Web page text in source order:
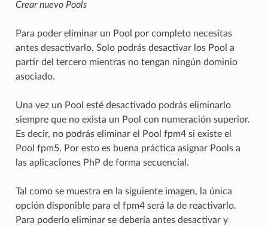
Crear nuevo Pools
Para poder eliminar un Pool por completo necesitas
antes desactivarlo. Solo podrás desactivar los Pool a
partir del tercero mientras no tengan ningún dominio
asociado.
Una vez un Pool esté desactivado podrás eliminarlo
siempre que no exista un Pool con numeración superior.
Es decir, no podrás eliminar el Pool fpm4 si existe el
Pool fpm5. Por esto es buena práctica asignar Pools a
las aplicaciones PhP de forma secuencial.
Tal como se muestra en la siguiente imagen, la única
opción disponible para el fpm4 será la de reactivarlo.
Para poderlo eliminar se debería antes desactivar y